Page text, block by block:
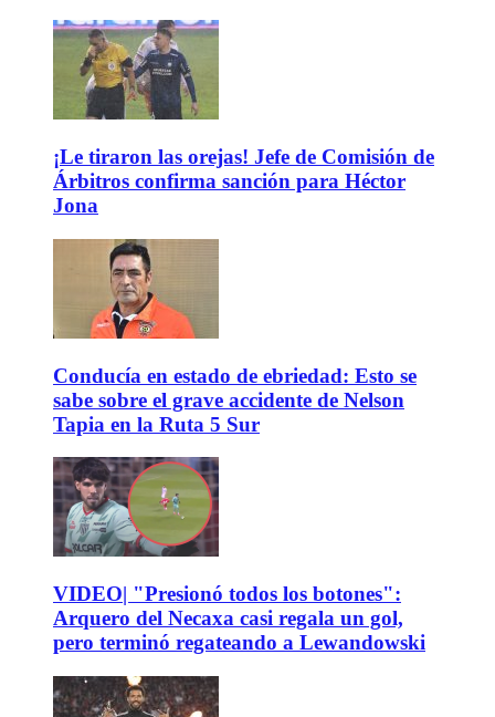
¡Le tiraron las orejas! Jefe de Comisión de
Árbitros confirma sanción para Héctor
Jona
Conducía en estado de ebriedad: Esto se
sabe sobre el grave accidente de Nelson
Tapia en la Ruta 5 Sur
VIDEO| "Presionó todos los botones":
Arquero del Necaxa casi regala un gol,
pero terminó regateando a Lewandowski